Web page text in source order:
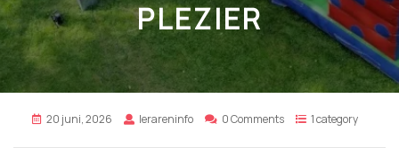
PLEZIER
20 juni, 2026 lerareninfo 0 Comments 1 category